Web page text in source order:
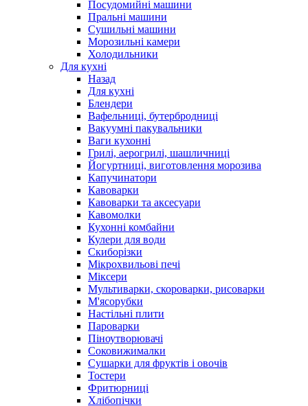
Посудомийні машини
Пральні машини
Сушильні машини
Морозильні камери
Холодильники
Для кухні
Назад
Для кухні
Блендери
Вафельниці, бутербродниці
Вакуумні пакувальники
Ваги кухонні
Грилі, аерогрилі, шашличниці
Йогуртниці, виготовлення морозива
Капучинатори
Кавоварки
Кавоварки та аксесуари
Кавомолки
Кухонні комбайни
Кулери для води
Скиборізки
Мікрохвильові печі
Міксери
Мультиварки, скороварки, рисоварки
М'ясорубки
Настільні плити
Пароварки
Піноутворювачі
Соковижималки
Сушарки для фруктів і овочів
Тостери
Фритюрниці
Хлібопічки